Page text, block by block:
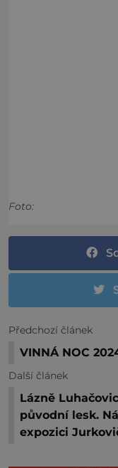
Foto:
Předchozí článek
VINNÁ NOC
Další článek
Lázně
původní lesk.
expozici